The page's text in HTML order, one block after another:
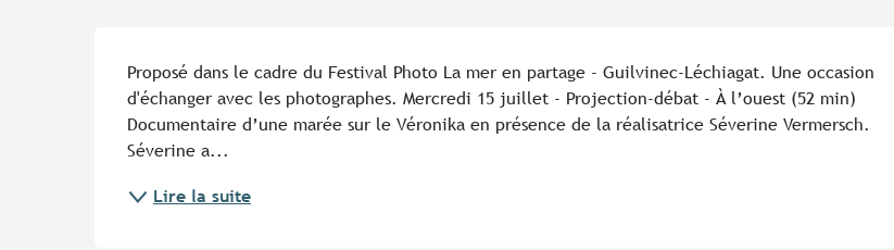
Proposé dans le cadre du Festival Photo La mer en partage - Guilvinec-Léchiagat. Une occasion
d'échanger avec les photographes. Mercredi 15 juillet - Projection-débat - À l’ouest (52 min)
Documentaire d’une marée sur le Véronika en présence de la réalisatrice Séverine Vermersch.
Séverine a...
Lire la suite